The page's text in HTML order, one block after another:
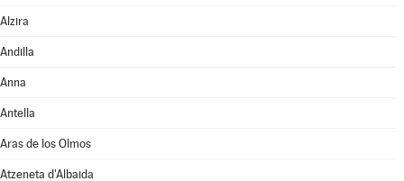
Alzira
Andilla
Anna
Antella
Aras de los Olmos
Atzeneta d'Albaida